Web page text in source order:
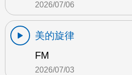
2026/07/06
美的旋律
FM
2026/07/03